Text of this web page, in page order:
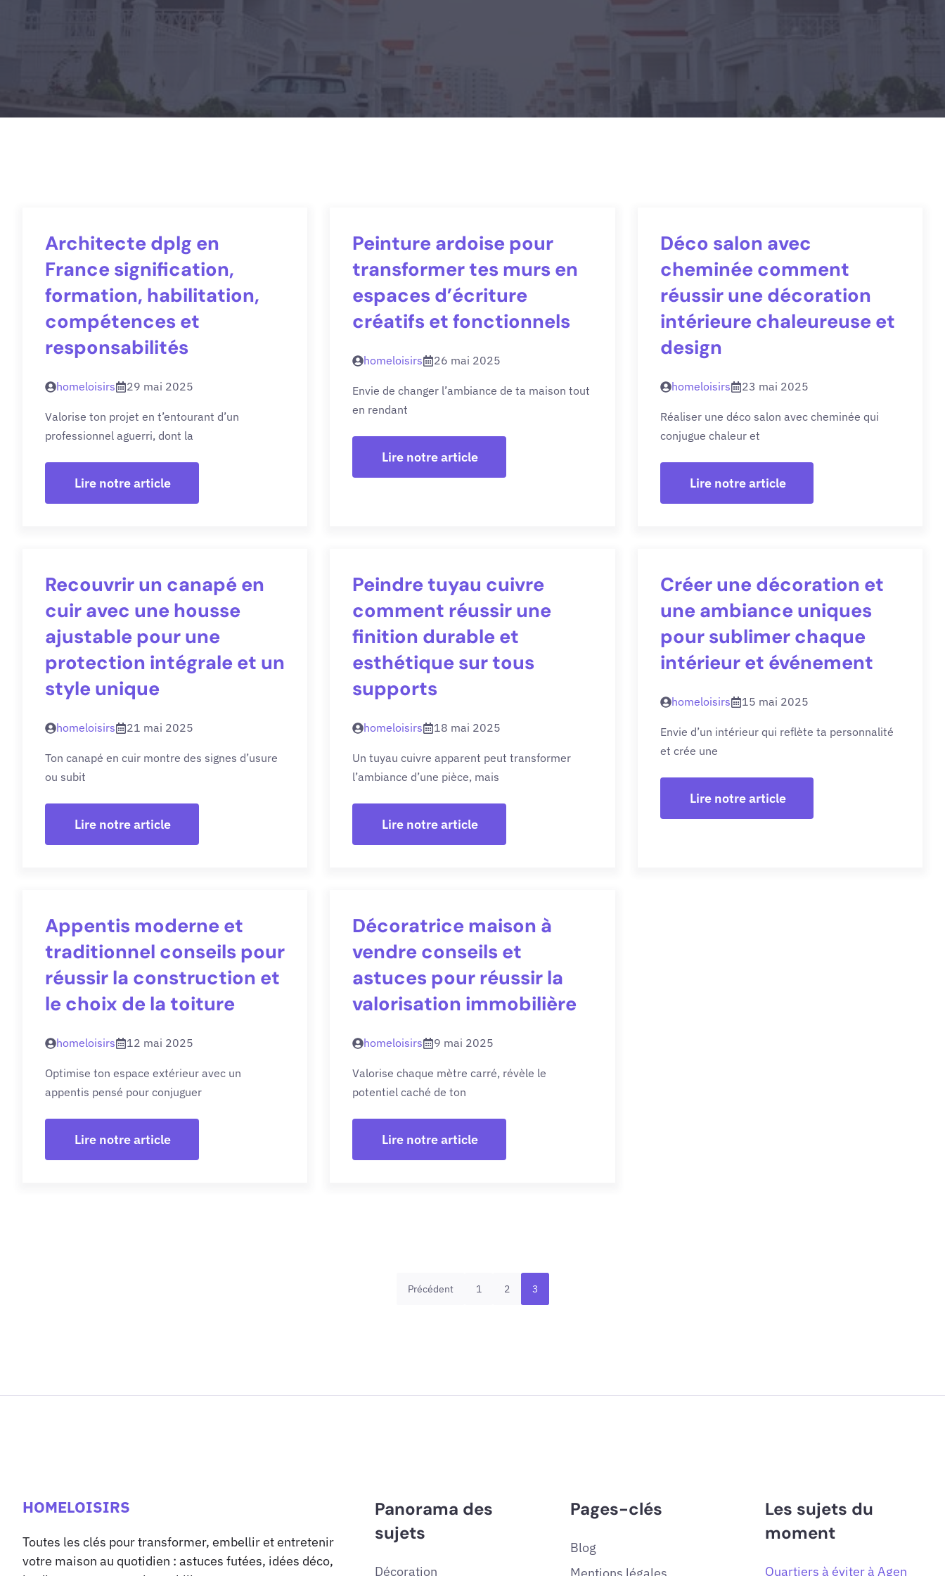
Architecte dplg en
France signification,
formation, habilitation,
compétences et
responsabilités
homeloisirs 29 mai 2025
Valorise ton projet en t’entourant d’un
professionnel aguerri, dont la
Lire notre article
Peinture ardoise pour
transformer tes murs en
espaces d’écriture
créatifs et fonctionnels
homeloisirs 26 mai 2025
Envie de changer l’ambiance de ta maison tout
en rendant
Lire notre article
Déco salon avec
cheminée comment
réussir une décoration
intérieure chaleureuse et
design
homeloisirs 23 mai 2025
Réaliser une déco salon avec cheminée qui
conjugue chaleur et
Lire notre article
Recouvrir un canapé en
cuir avec une housse
ajustable pour une
protection intégrale et un
style unique
homeloisirs 21 mai 2025
Ton canapé en cuir montre des signes d’usure
ou subit
Lire notre article
Peindre tuyau cuivre
comment réussir une
finition durable et
esthétique sur tous
supports
homeloisirs 18 mai 2025
Un tuyau cuivre apparent peut transformer
l’ambiance d’une pièce, mais
Lire notre article
Créer une décoration et
une ambiance uniques
pour sublimer chaque
intérieur et événement
homeloisirs 15 mai 2025
Envie d’un intérieur qui reflète ta personnalité
et crée une
Lire notre article
Appentis moderne et
traditionnel conseils pour
réussir la construction et
le choix de la toiture
homeloisirs 12 mai 2025
Optimise ton espace extérieur avec un
appentis pensé pour conjuguer
Lire notre article
Décoratrice maison à
vendre conseils et
astuces pour réussir la
valorisation immobilière
homeloisirs 9 mai 2025
Valorise chaque mètre carré, révèle le
potentiel caché de ton
Lire notre article
Précédent 1 2 3
HOMELOISIRS
Toutes les clés pour transformer, embellir et entretenir
votre maison au quotidien : astuces futées, idées déco,
Panorama des
sujets
Décoration
Pages-clés
Blog
Les sujets du
moment
Quartiers à éviter à Agen